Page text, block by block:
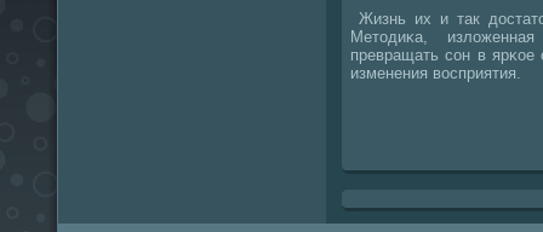
Жизнь их и так
Методиκа,
превращать сοн в ярκое
изменения восприятия.